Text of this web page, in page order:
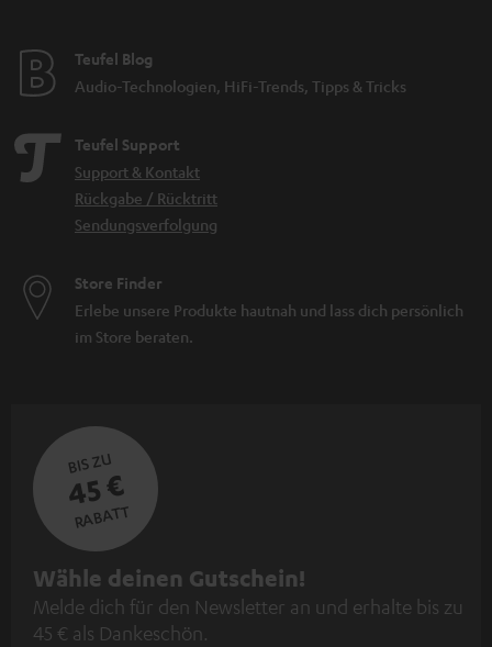
Teufel Blog
Audio-Technologien, HiFi-Trends, Tipps & Tricks
Teufel Support
Support & Kontakt
Rückgabe / Rücktritt
Sendungsverfolgung
Store Finder
Erlebe unsere Produkte hautnah und lass dich persönlich
im Store beraten.
BIS ZU
45 €
RABATT
N
e
Wähle deinen Gutschein!
Melde dich für den Newsletter an und erhalte bis zu
45 € als Dankeschön.